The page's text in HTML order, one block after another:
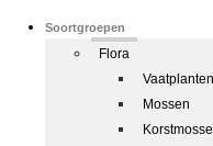
Soortgroepen
Flora
Vaatplanten
Mossen